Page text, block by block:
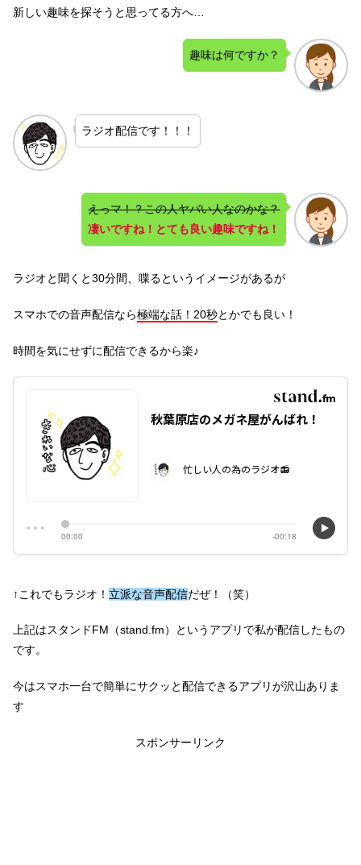
新しい趣味を探そうと思ってる方へ…
趣味は何ですか？
ラジオ配信です！！！
えっマ！？この人ヤバい人なのかな？
凄いですね！とても良い趣味ですね！
ラジオと聞くと30分間、喋るというイメージがあるが
スマホでの音声配信なら極端な話！20秒とかでも良い！
時間を気にせずに配信できるから楽♪
↑これでもラジオ！ 立派な音声配信だぜ！（笑）
上記はスタンドFM（stand.fm）というアプリで私が配信したもの
です。
今はスマホ一台で簡単にサクッと配信できるアプリが沢山ありま
す
スポンサーリンク